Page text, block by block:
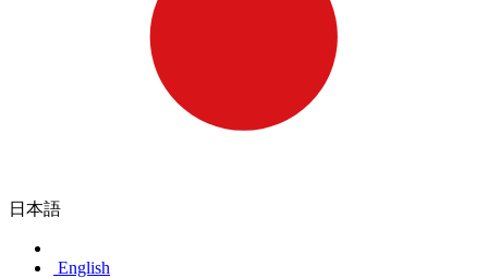
日本語
English